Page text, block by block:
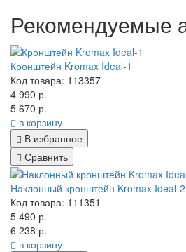
Рекомендуемые
Кронштейн Kromax Ideal-1
Код товара: 113357
4 990 р.
5 670 р.
в корзину
В избранное
Сравнить
Наклонный кронштейн Kromax Ideal-2
Код товара: 111351
5 490 р.
6 238 р.
в корзину